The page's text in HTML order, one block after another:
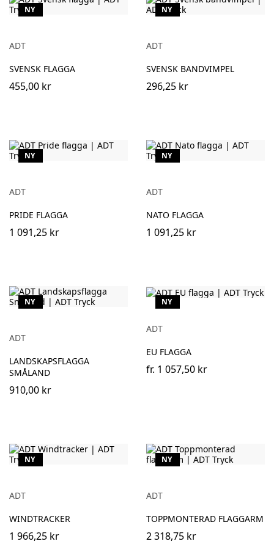
ADT
SVENSK FLAGGA
455,00 kr
NY
ADT
SVENSK BANDVIMPEL
296,25 kr
NY
ADT
PRIDE FLAGGA
1 091,25 kr
NY
ADT
NATO FLAGGA
1 091,25 kr
NY
ADT
LANDSKAPSFLAGGA
SMÅLAND
910,00 kr
NY
ADT
EU FLAGGA
fr. 1 057,50 kr
NY
ADT
WINDTRACKER
1 966,25 kr
NY
ADT
TOPPMONTERAD FLAGGARM
2 318,75 kr
NY